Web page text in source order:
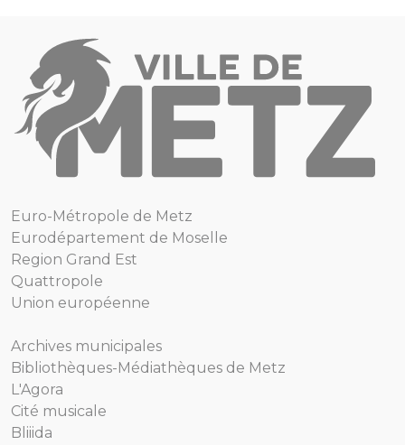
Euro-Métropole de Metz
Eurodépartement de Moselle
Region Grand Est
Quattropole
Union européenne
Archives municipales
Bibliothèques-Médiathèques de Metz
L'Agora
Cité musicale
Bliiida